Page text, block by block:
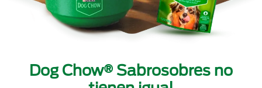
Dog Chow® Sabrosobres no